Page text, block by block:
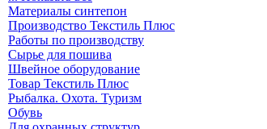
Материалы синтепон
Производство Текстиль Плюс
Работы по производству
Сырье для пошива
Швейное оборудование
Товар Текстиль Плюс
Рыбалка. Охота. Туризм
Обувь